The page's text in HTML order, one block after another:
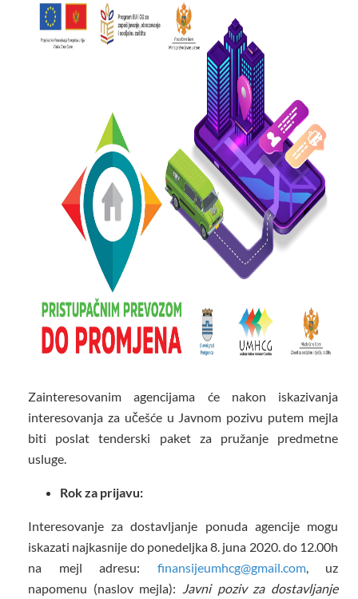
Zainteresovanim agencijama će nakon iskazivanja
interesovanja za učešće u Javnom pozivu putem mejla
biti poslat tenderski paket za pružanje predmetne
usluge.
Rok za prijavu:
Interesovanje za dostavljanje ponuda agencije mogu
iskazati najkasnije do ponedeljka 8. juna 2020. do 12.00h
na mejl adresu: finansijeumhcg@gmail.com,uz
napomenu (naslov mejla): Javni poziv za dostavljanje